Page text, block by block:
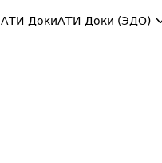
АТИ-ДокиАТИ-Доки (ЭДО)